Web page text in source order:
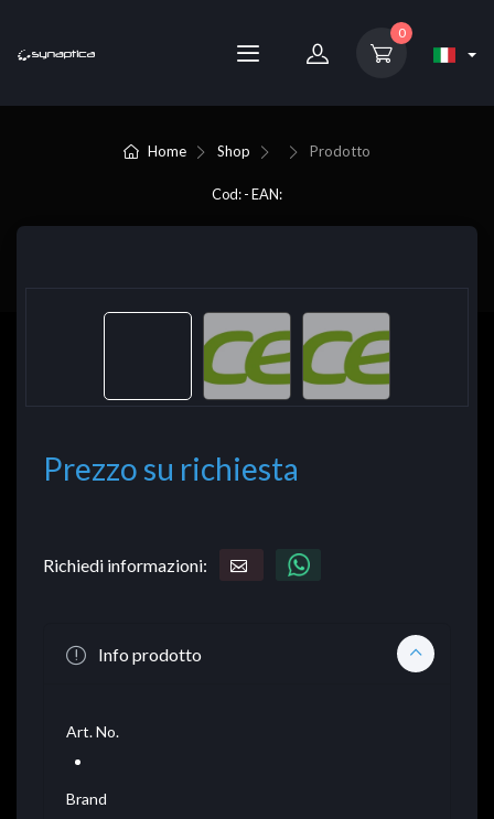
0
Home Shop Prodotto
Cod: - EAN:
Prezzo su richiesta
Richiedi informazioni:
Info prodotto
Art. No.
Brand